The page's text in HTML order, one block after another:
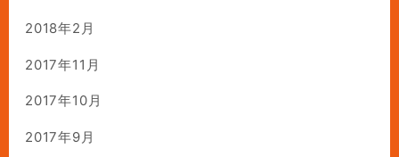
2018年2月
2017年11月
2017年10月
2017年9月